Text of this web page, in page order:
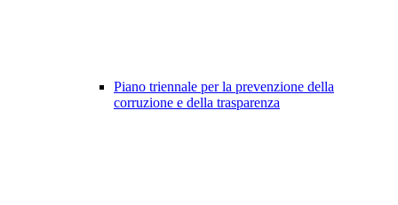
Piano triennale per la prevenzione della
corruzione e della trasparenza